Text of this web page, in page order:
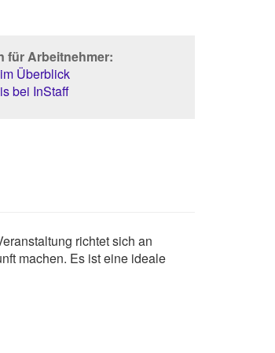
für Arbeitnehmer:
Überblick
bei InStaff
richtet sich an
machen. Es ist eine ideale